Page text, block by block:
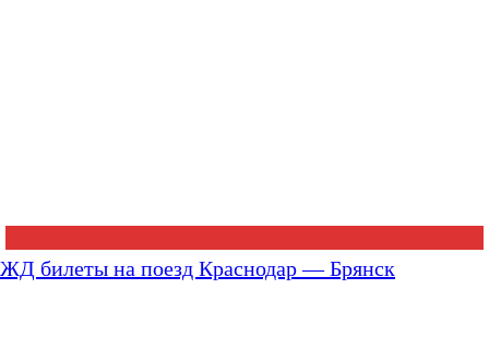
ЖД билеты на поезд Краснодар — Брянск